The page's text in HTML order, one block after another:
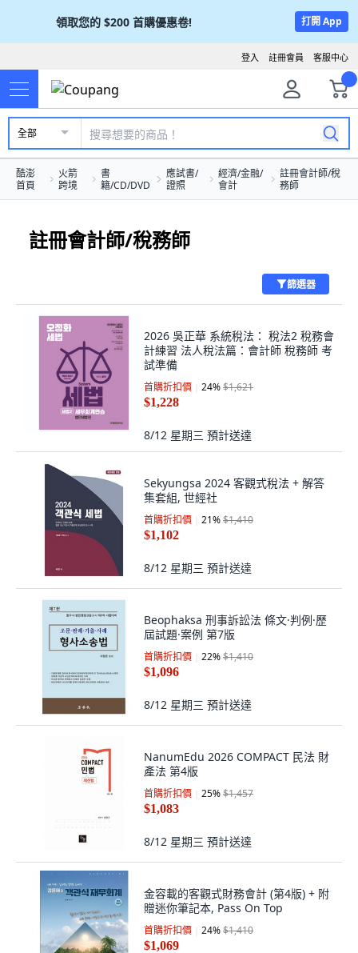
領取您的 $200 首購優惠卷! 打開 App
客服中心
註冊會員
登入
全部
酷澎
首頁
火箭
跨境
書
籍/CD/DVD
應試書/
證照
經濟/金融/
會計
註冊會計師/稅
務師
註冊會計師/稅務師
篩選器
2026 吳正華 系統稅法： 稅法2 稅務會
計練習 法人稅法篇：會計師 稅務師 考
試準備
首購折扣價 24%$1,621
$1,228
8/12 星期三 預計送達
Sekyungsa 2024 客觀式稅法 + 解答
集套組, 世經社
首購折扣價 21%$1,410
$1,102
8/12 星期三 預計送達
Beophaksa 刑事訴訟法 條文·判例·歷
屆試題·案例 第7版
首購折扣價 22%$1,410
$1,096
8/12 星期三 預計送達
NanumEdu 2026 COMPACT 民法 財
產法 第4版
首購折扣價 25%$1,457
$1,083
8/12 星期三 預計送達
金容載的客觀式財務會計 (第4版) + 附
贈迷你筆記本, Pass On Top
首購折扣價 24%$1,410
$1,069